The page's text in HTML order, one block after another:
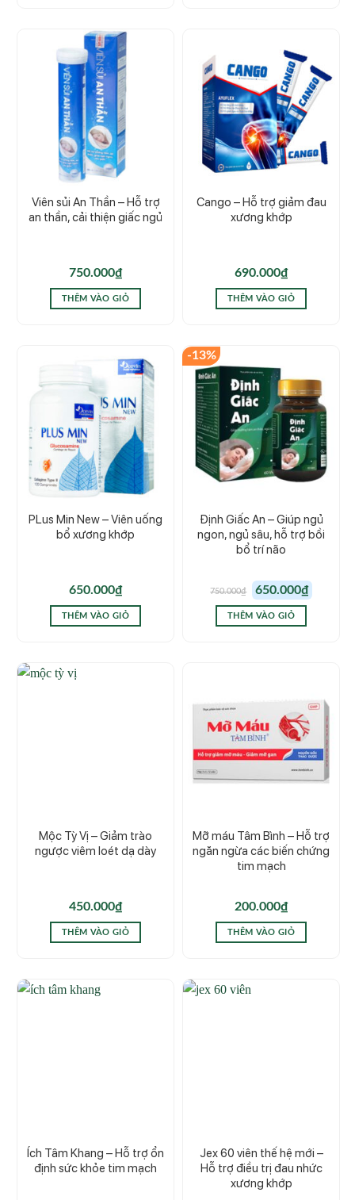
Viên sủi An Thần – Hỗ trợ
an thần, cải thiện giấc ngủ
750.000₫
THÊM VÀO GIỎ
Cango – Hỗ trợ giảm đau
xương khớp
690.000₫
THÊM VÀO GIỎ
PLus Min New – Viên uống
bổ xương khớp
650.000₫
THÊM VÀO GIỎ
-13%
Định Giấc An – Giúp ngủ
ngon, ngủ sâu, hỗ trợ bồi
bổ trí não
750.000₫
Giá
gốc
là:
750.000₫.
650.000₫ hiện
THÊM VÀO GIỎ
Mộc Tỳ Vị – Giảm trào
ngược viêm loét dạ dày
450.000₫
THÊM VÀO GIỎ
Mỡ máu Tâm Bình – Hỗ trợ
ngăn ngừa các biến chứng
tim mạch
200.000₫
THÊM VÀO GIỎ
Ích Tâm Khang – Hỗ trợ ổn
định sức khỏe tim mạch
Jex 60 viên thế hệ mới –
Hỗ trợ điều trị đau nhức
xương khớp